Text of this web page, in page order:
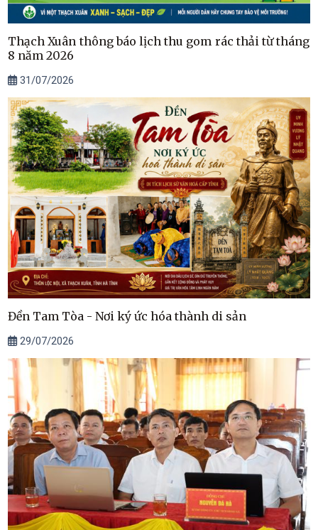
Thạch Xuân thông báo lịch thu gom rác thải từ tháng
8 năm 2026
31/07/2026
Đền Tam Tòa - Nơi ký ức hóa thành di sản
29/07/2026